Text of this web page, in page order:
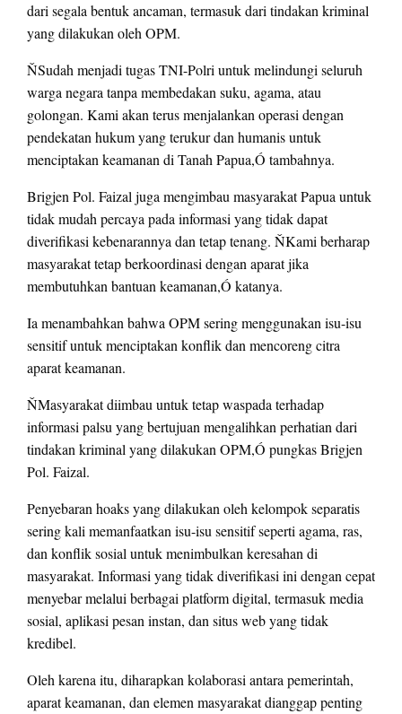
dari segala bentuk ancaman, termasuk dari tindakan kriminal
yang dilakukan oleh OPM.
ŇSudah menjadi tugas TNI-Polri untuk melindungi seluruh
warga negara tanpa membedakan suku, agama, atau
golongan. Kami akan terus menjalankan operasi dengan
pendekatan hukum yang terukur dan humanis untuk
menciptakan keamanan di Tanah Papua,Ó tambahnya.
Brigjen Pol. Faizal juga mengimbau masyarakat Papua untuk
tidak mudah percaya pada informasi yang tidak dapat
diverifikasi kebenarannya dan tetap tenang. ŇKami berharap
masyarakat tetap berkoordinasi dengan aparat jika
membutuhkan bantuan keamanan,Ó katanya.
Ia menambahkan bahwa OPM sering menggunakan isu-isu
sensitif untuk menciptakan konflik dan mencoreng citra
aparat keamanan.
ŇMasyarakat diimbau untuk tetap waspada terhadap
informasi palsu yang bertujuan mengalihkan perhatian dari
tindakan kriminal yang dilakukan OPM,Ó pungkas Brigjen
Pol. Faizal.
Penyebaran hoaks yang dilakukan oleh kelompok separatis
sering kali memanfaatkan isu-isu sensitif seperti agama, ras,
dan konflik sosial untuk menimbulkan keresahan di
masyarakat. Informasi yang tidak diverifikasi ini dengan cepat
menyebar melalui berbagai platform digital, termasuk media
sosial, aplikasi pesan instan, dan situs web yang tidak
kredibel.
Oleh karena itu, diharapkan kolaborasi antara pemerintah,
aparat keamanan, dan elemen masyarakat dianggap penting